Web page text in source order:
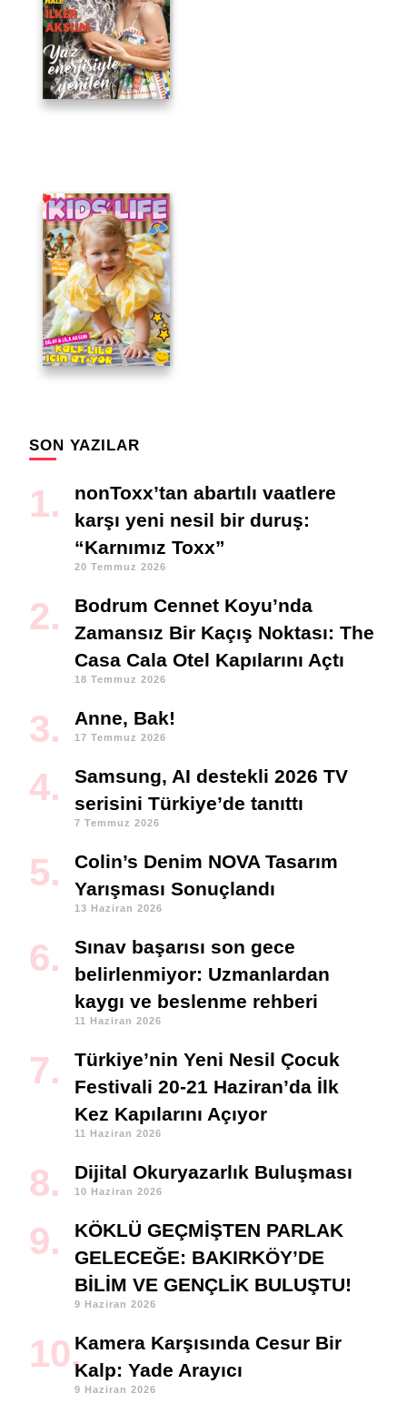
SON YAZILAR
nonToxx’tan abartılı vaatlere
karşı yeni nesil bir duruş:
“Karnımız Toxx”
20 Temmuz 2026
Bodrum Cennet Koyu’nda
Zamansız Bir Kaçış Noktası: The
Casa Cala Otel Kapılarını Açtı
18 Temmuz 2026
Anne, Bak!
17 Temmuz 2026
Samsung, AI destekli 2026 TV
serisini Türkiye’de tanıttı
7 Temmuz 2026
Colin’s Denim NOVA Tasarım
Yarışması Sonuçlandı
13 Haziran 2026
Sınav başarısı son gece
belirlenmiyor: Uzmanlardan
kaygı ve beslenme rehberi
11 Haziran 2026
Türkiye’nin Yeni Nesil Çocuk
Festivali 20-21 Haziran’da İlk
Kez Kapılarını Açıyor
11 Haziran 2026
Dijital Okuryazarlık Buluşması
10 Haziran 2026
KÖKLÜ GEÇMİŞTEN PARLAK
GELECEĞE: BAKIRKÖY’DE
BİLİM VE GENÇLİK BULUŞTU!
9 Haziran 2026
Kamera Karşısında Cesur Bir
Kalp: Yade Arayıcı
9 Haziran 2026